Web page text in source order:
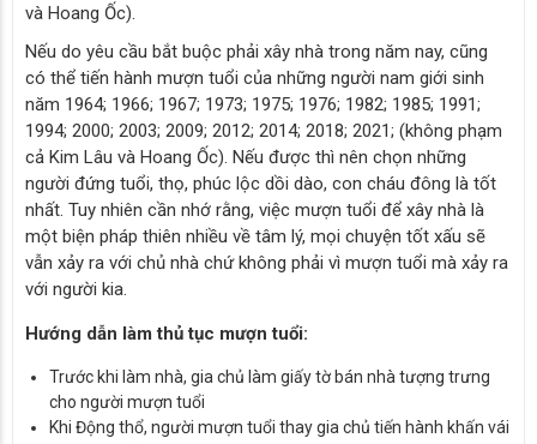
và Hoang Ốc).
Nếu do yêu cầu bắt buộc phải xây nhà trong năm nay, cũng
có thể tiến hành mượn tuổi của những người nam giới sinh
năm 1964; 1966; 1967; 1973; 1975; 1976; 1982; 1985; 1991;
1994; 2000; 2003; 2009; 2012; 2014; 2018; 2021; (không phạm
cả Kim Lâu và Hoang Ốc). Nếu được thì nên chọn những
người đứng tuổi, thọ, phúc lộc dồi dào, con cháu đông là tốt
nhất. Tuy nhiên cần nhớ rằng, việc mượn tuổi để xây nhà là
một biện pháp thiên nhiều về tâm lý, mọi chuyện tốt xấu sẽ
vẫn xảy ra với chủ nhà chứ không phải vì mượn tuổi mà xảy ra
với người kia.
Hướng dẫn làm thủ tục mượn tuổi:
Trước khi làm nhà, gia chủ làm giấy tờ bán nhà tượng trưng
cho người mượn tuổi
Khi Động thổ, người mượn tuổi thay gia chủ tiến hành khấn vái